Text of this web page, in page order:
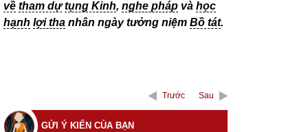
về tham dự tụng Kinh, nghe pháp và học
hạnh lợi tha nhân ngày tưởng niệm Bồ tát.
Trước Sau
GỬI Ý KIẾN CỦA BẠN